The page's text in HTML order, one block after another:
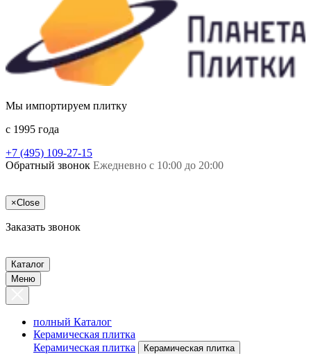
Мы импортируем плитку
c 1995 года
+7 (495) 109-27-15
Обратный звонок Ежедневно с 10:00 до 20:00
×Close
Заказать звонок
Каталог
Меню
полный Каталог
Керамическая плитка
Керамическая плитка
Керамическая плитка